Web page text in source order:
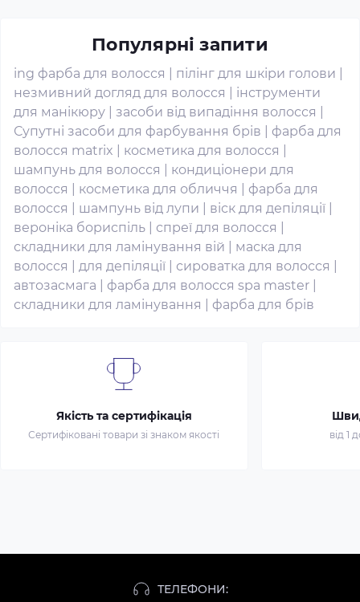
Популярні запити
ing фарба для волосся пілінг для шкіри голови
незмивний догляд для волосся
інструменти
для манікюру
засоби від випадіння волосся
Супутні засоби для фарбування брів
фарба для
волосся matrix
косметика для волосся
шампунь для волосся
кондиціонери для
волосся
косметика для обличчя
фарба для
волосся
шампунь від лупи віск для депіляції
вероніка бориспіль
спреї для волосся
складники для ламінування вій
маска для
волосся
для депіляції сироватка для волосся
автозасмага
фарба для волосся spa master
складники для ламінування
фарба для брів
Якість та сертифікація
Сертифіковані товари зі знаком якості від 1
ТЕЛЕФОНИ: